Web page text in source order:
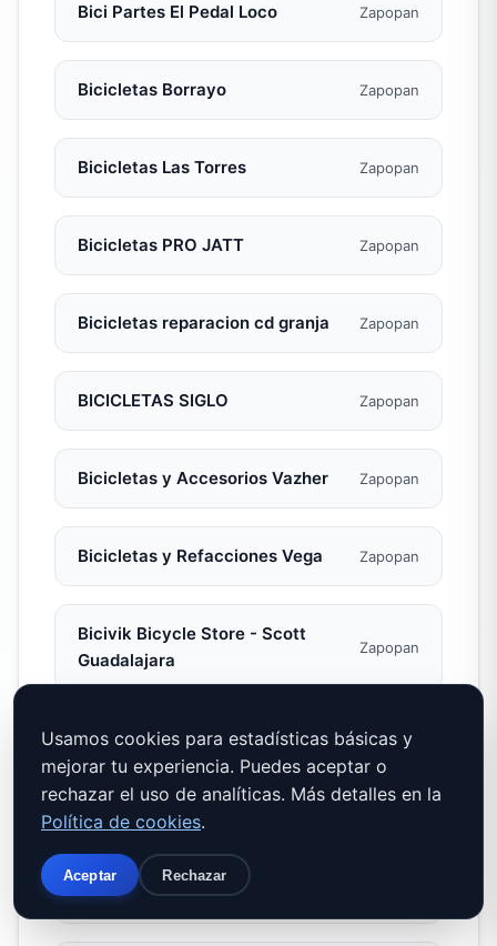
Bici Partes El Pedal Loco Zapopan
Bicicletas Borrayo Zapopan
Bicicletas Las Torres Zapopan
Bicicletas PRO JATT Zapopan
Bicicletas reparacion cd granja Zapopan
BICICLETAS SIGLO Zapopan
Bicicletas y Accesorios Vazher Zapopan
Bicicletas y Refacciones Vega Zapopan
Bicivik Bicycle Store - Scott
Guadalajara
Zapopan
Bike City Zapopan
Bike Nation GDL
Bike Repair & Go
Usamos cookies para estadísticas básicas y
mejorar tu experiencia. Puedes aceptar o
rechazar el uso de analíticas. Más detalles en la
Política de cookies.
Aceptar Rechazar